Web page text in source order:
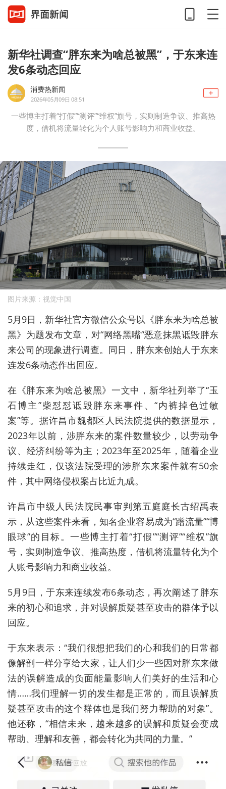
新华社调查“胖东来为啥总被黑”，于东来连
发6条动态回应
消费热新闻
2026年05月09日 08:51
一些博主打着“打假”“测评”“维权”旗号，实则制造争议、推高热
度，借机将流量转化为个人账号影响力和商业收益。
图片来源：视觉中国
5月9日，新华社官方微信公众号以《胖东来为啥总被
黑》为题发布文章，对“网络黑嘴”恶意抹黑诋毁胖东
来公司的现象进行调查。 同日，胖东来创始人于东来
连发6条动态作出回应。
在 《胖东来为啥总被黑》一文中，新华社列举了“玉
石博主”柴怼怼诋毁胖东来事件、“内裤掉色过敏
案”等。据许昌市魏都区人民法院提供的数据显示，
2023年以前，涉胖东来的案件数量较少，以劳动争
议、经济纠纷等为主；2023年至2025年，随着企业
持续走红，仅该法院受理的涉胖东来案件就有50余
件，其中网络侵权案占比近九成。
许昌市中级人民法院民事审判第五庭庭长古绍禹表
示， 从这些案件来看，知名企业容易成为“蹭流量”“博
眼球”的目标。一些博主打着“打假”“测评”“维权”旗
号，实则制造争议、推高热度，借机将流量转化为个
人账号影响力和商业收益。
5月 9日，于东来连续发布6条动态，再次阐述了胖东
来的初心和追求，并对误解质疑甚至攻击的群体予以
回应。
于东来表示：“我们很想把我们的心和我们的日常都
像解剖一样分享给大家，让人们少一些因对胖东来做
法的误解造成的负面能量影响人们美好的生活和心
情……我们理解一切的发生都是正常的，而且误解质
疑甚至攻击的这个群体也是我们努力帮助的对象”。
他还称，“相信未来，越来越多的误解和质疑会变成
帮助、理解和友善，都会转化为共同的力量。 ”